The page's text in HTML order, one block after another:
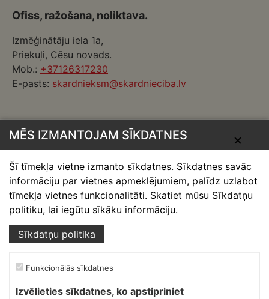
Ofiss, ražošana, noliktava.
Izmēģinātāju iela 1a,
Priekuļi, Cēsu novads.
Mob.: +37126317230
E-pasts: skardnieksm@skardnieciba.lv
Darba laiki
darbadienās 08:00-17:00
svētdienās brīvs
Ruukki Berģi
Ofiss, noliktava.
Siguldas šoseja 3a, Berģi,
Mob.:+37127665555
E-pasts:info@skardnieciba.lv
✕
MĒS IZMANTOJAM SĪKDATNES
Šī tīmekļa vietne izmanto sīkdatnes. Sīkdatnes savāc
informāciju par vietnes apmeklējumiem, palīdz uzlabot
tīmekļa vietnes funkcionalitāti. Skatiet mūsu Sīkdatņu
politiku, lai iegūtu sīkāku informāciju.
Sīkdatņu politika
Funkcionālās sīkdatnes
Izvēlieties sīkdatnes, ko apstipriniet